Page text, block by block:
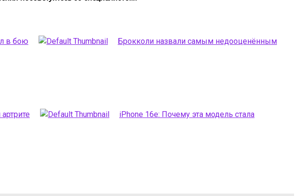
в бою Брокколи назвали самым недооценённым
iPhone 16e: Почему эта модель стала